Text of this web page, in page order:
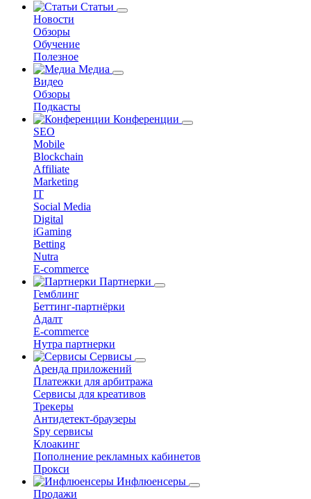
Статьи
Новости
Обзоры
Обучение
Полезное
Медиа
Видео
Обзоры
Подкасты
Конференции
SEO
Mobile
Blockchain
Affiliate
Marketing
IT
Social Media
Digital
iGaming
Betting
Nutra
E-commerce
Партнерки
Гемблинг
Беттинг-партнёрки
Адалт
E-commerce
Нутра партнерки
Сервисы
Аренда приложений
Платежки для арбитража
Сервисы для креативов
Трекеры
Антидетект-браузеры
Spy сервисы
Клоакинг
Пополнение рекламных кабинетов
Прокси
Инфлюенсеры
Продажи